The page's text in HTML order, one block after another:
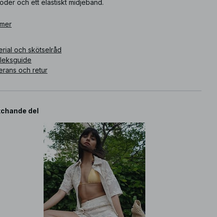
och ett elastiskt midjeband.
och skötselråd
och retur
del